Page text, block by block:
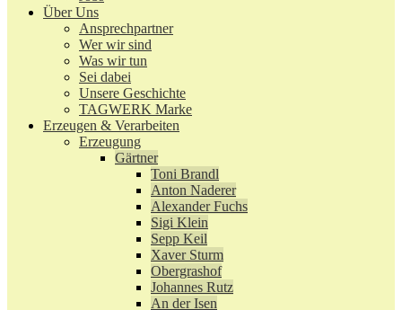
Über Uns
Ansprechpartner
Wer wir sind
Was wir tun
Sei dabei
Unsere Geschichte
TAGWERK Marke
Erzeugen & Verarbeiten
Erzeugung
Gärtner
Toni Brandl
Anton Naderer
Alexander Fuchs
Sigi Klein
Sepp Keil
Xaver Sturm
Obergrashof
Johannes Rutz
An der Isen